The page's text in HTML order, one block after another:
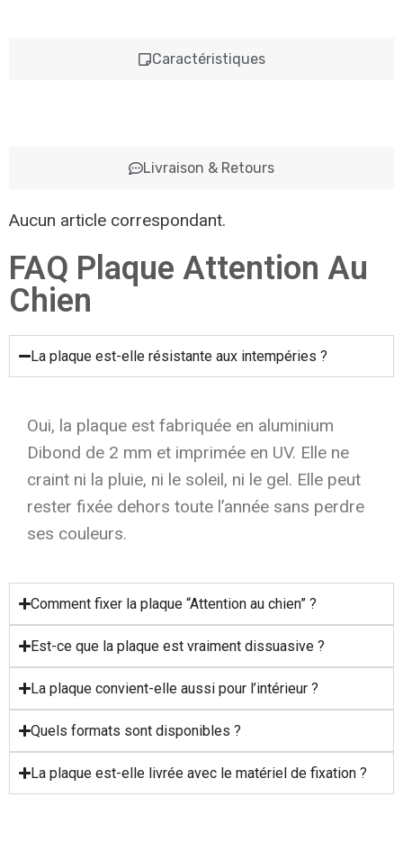
Caractéristiques
Livraison & Retours
Aucun article correspondant.
FAQ Plaque Attention Au
Chien
La plaque est-elle résistante aux intempéries ?
Oui, la plaque est fabriquée en aluminium
Dibond de 2 mm et imprimée en UV. Elle ne
craint ni la pluie, ni le soleil, ni le gel. Elle peut
rester fixée dehors toute l’année sans perdre
ses couleurs.
Comment fixer la plaque “Attention au chien” ?
Est-ce que la plaque est vraiment dissuasive ?
La plaque convient-elle aussi pour l’intérieur ?
Quels formats sont disponibles ?
La plaque est-elle livrée avec le matériel de fixation ?